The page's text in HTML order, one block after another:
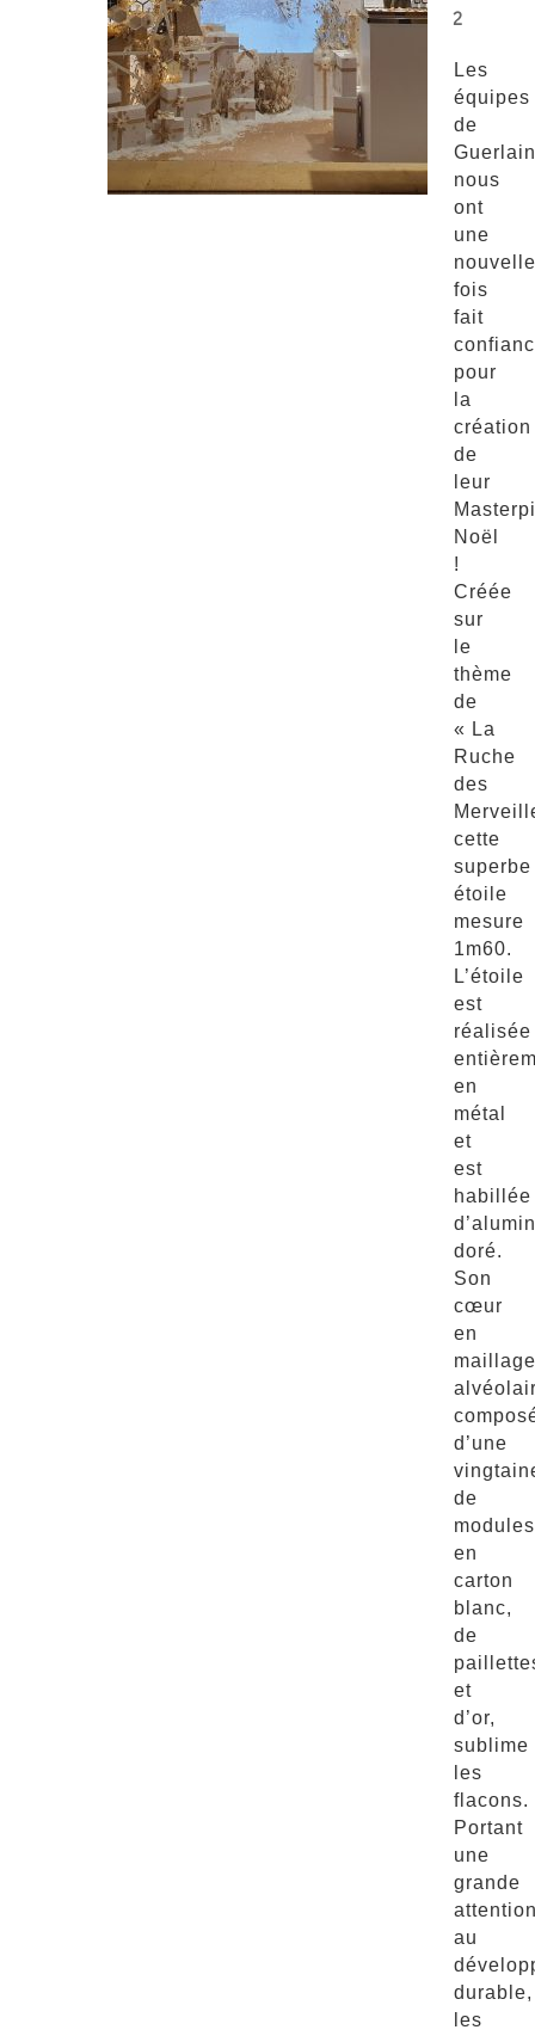
2
Les
équipes
de
Guerlain
nous
ont
une
nouvelle
fois
fait
pour
la
création
de
leur
Noël
!
Créée
sur
le
thème
de
« La
Ruche
des
cette
superbe
étoile
mesure
1m60.
L’étoile
est
réalisée
en
métal
et
est
habillée
doré.
Son
cœur
en
maillage
d’une
de
modules
en
carton
blanc,
de
et
d’or,
sublime
les
flacons.
Portant
une
grande
au
durable,
les